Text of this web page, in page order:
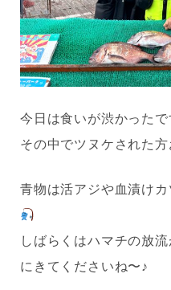
今日は食いが渋かったで
その中でツヌケされた方
青物は活アジや血漬け
しばらくはハマチの放
にきてくださいね〜♪